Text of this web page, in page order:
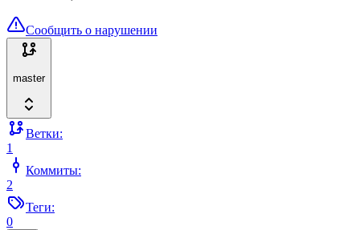
Сообщить о нарушении
master
Ветки:
1
Коммиты:
2
Теги:
0